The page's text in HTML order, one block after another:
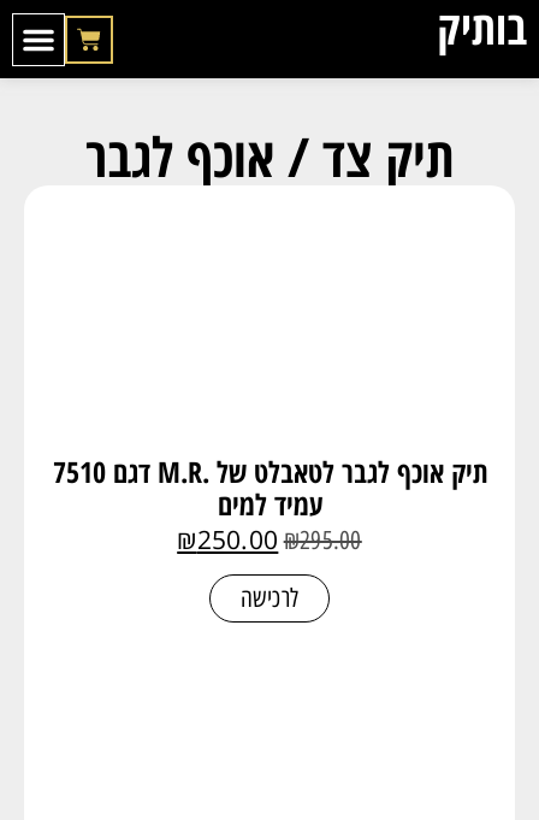
בותיק
תיק צד / אוכף לגבר
תיק אוכף לגבר לטאבלט של .M.R דגם 7510
עמיד למים
₪295.00
₪250.00
לרכישה